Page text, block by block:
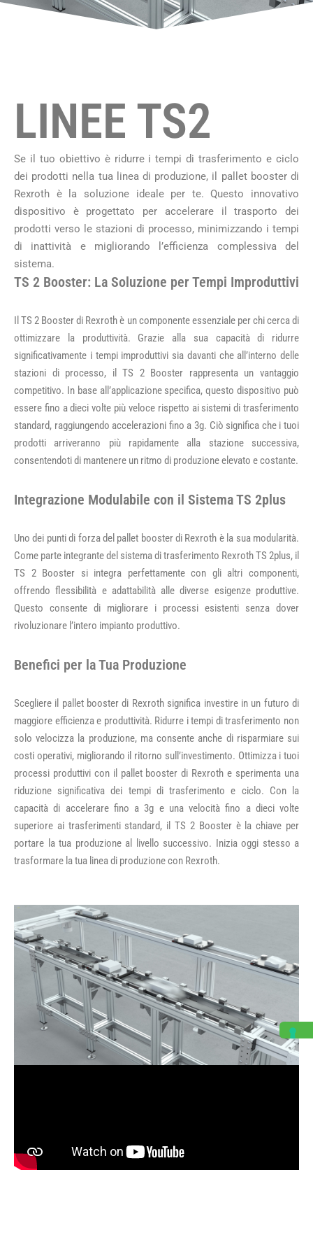
LINEE TS2
Se il tuo obiettivo è ridurre i tempi di trasferimento e ciclo
dei prodotti nella tua linea di produzione, il pallet booster di
Rexroth è la soluzione ideale per te. Questo innovativo
dispositivo è progettato per accelerare il trasporto dei
prodotti verso le stazioni di processo, minimizzando i tempi
di inattività e migliorando l’efficienza complessiva del
sistema.
TS 2 Booster: La Soluzione per Tempi Improduttivi
Il TS 2 Booster di Rexroth è un componente essenziale per chi cerca di
ottimizzare la produttività. Grazie alla sua capacità di ridurre
significativamente i tempi improduttivi sia davanti che all’interno delle
stazioni di processo, il TS 2 Booster rappresenta un vantaggio
competitivo. In base all’applicazione specifica, questo dispositivo può
essere fino a dieci volte più veloce rispetto ai sistemi di trasferimento
standard, raggiungendo accelerazioni fino a 3g. Ciò significa che i tuoi
prodotti arriveranno più rapidamente alla stazione successiva,
consentendoti di mantenere un ritmo di produzione elevato e costante.
Integrazione Modulabile con il Sistema TS 2plus
Uno dei punti di forza del pallet booster di Rexroth è la sua modularità.
Come parte integrante del sistema di trasferimento Rexroth TS 2plus, il
TS 2 Booster si integra perfettamente con gli altri componenti,
offrendo flessibilità e adattabilità alle diverse esigenze produttive.
Questo consente di migliorare i processi esistenti senza dover
rivoluzionare l’intero impianto produttivo.
Benefici per la Tua Produzione
Scegliere il pallet booster di Rexroth significa investire in un futuro di
maggiore efficienza e produttività. Ridurre i tempi di trasferimento non
solo velocizza la produzione, ma consente anche di risparmiare sui
costi operativi, migliorando il ritorno sull’investimento. Ottimizza i tuoi
processi produttivi con il pallet booster di Rexroth e sperimenta una
riduzione significativa dei tempi di trasferimento e ciclo. Con la
capacità di accelerare fino a 3g e una velocità fino a dieci volte
superiore ai trasferimenti standard, il TS 2 Booster è la chiave per
portare la tua produzione al livello successivo. Inizia oggi stesso a
trasformare la tua linea di produzione con Rexroth.